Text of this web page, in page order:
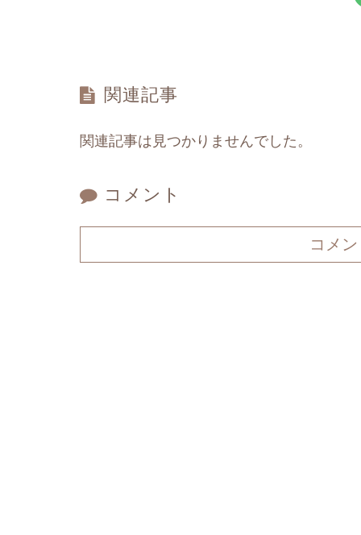
関連記事
関連記事は見つかりませんでした。
コメント
コメ